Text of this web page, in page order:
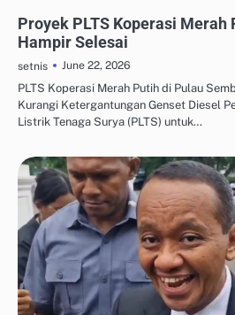
Proyek PLTS Koperasi Merah
Hampir Selesai
setnis
June 22, 2026
PLTS Koperasi Merah Putih di Pulau
Kurangi Ketergantungan Genset Diesel
Listrik Tenaga Surya (PLTS) untuk…